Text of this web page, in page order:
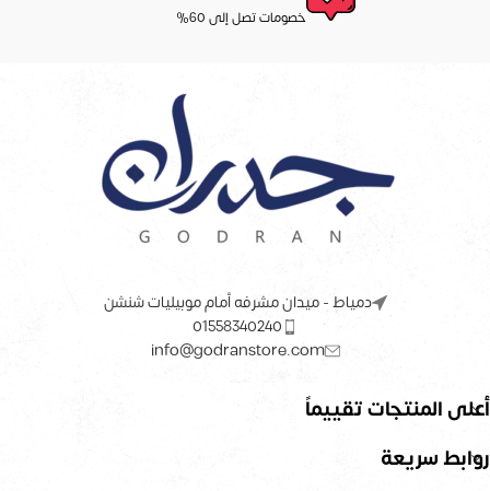
خصومات تصل إلى 60%
دمياط - ميدان مشرفه أمام موبيليات شنشن
01558340240
info@godranstore.com
أعلى المنتجات تقييماً
روابط سريعة